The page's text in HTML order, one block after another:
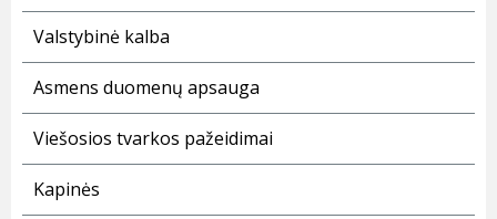
Valstybinė kalba
Asmens duomenų apsauga
Viešosios tvarkos pažeidimai
Kapinės